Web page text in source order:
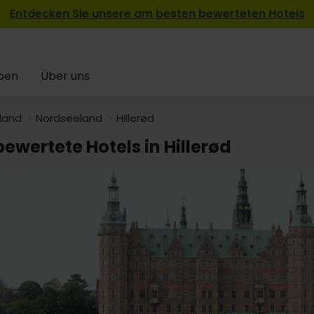
Entdecken Sie unsere am besten bewerteten Hotels
Über uns
Nordseeland Hillerød
Hotels in Hillerød